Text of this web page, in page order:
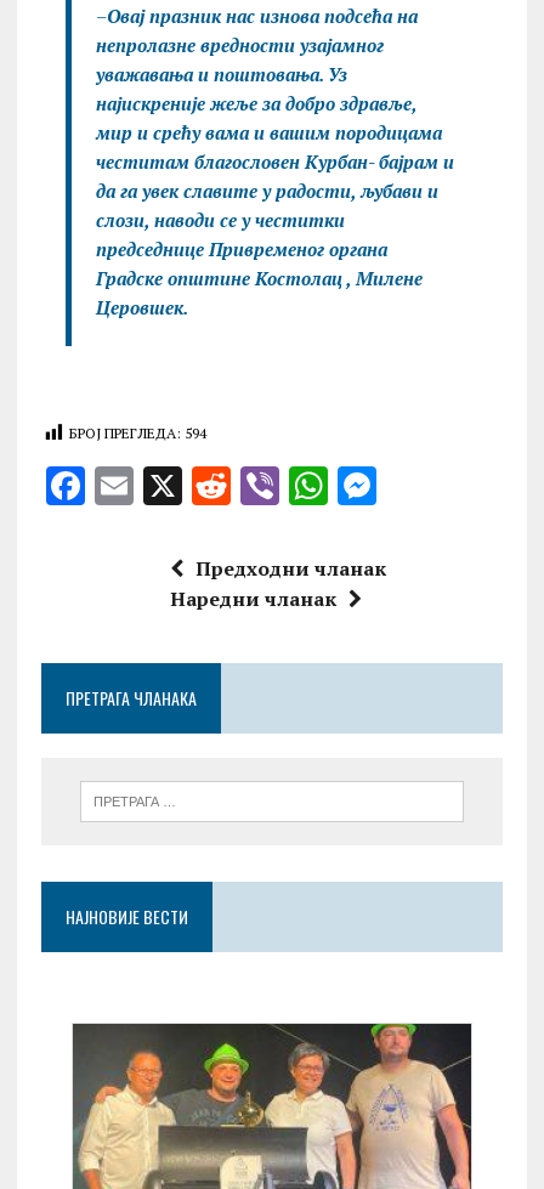
–Овај празник нас изнова подсећа на
непролазне вредности узајамног
уважавања и поштовања. Уз
најискреније жеље за добро здравље,
мир и срећу вама и вашим породицама
честитам благословен Kурбан- бајрам и
да га увек славите у радости, љубави и
слози, наводи се у честитки
председнице Привременог органа
Градске општине Костолац , Милене
Церовшек.
БРОЈ ПРЕГЛЕДА: 594
F
o
k
E X R
d
di
V
er
W
at
s
p
M
se
er
Предходни чланак
Наредни чланак
ПРЕТРАГА ЧЛАНАКА
НАЈНОВИЈЕ ВЕСТИ